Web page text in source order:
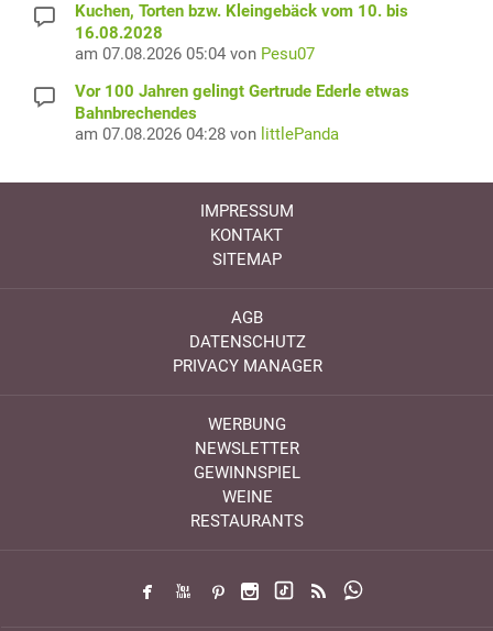
Kuchen, Torten bzw. Kleingebäck vom 10. bis
16.08.2028
am 07.08.2026 05:04 von Pesu07
Vor 100 Jahren gelingt Gertrude Ederle etwas
Bahnbrechendes
am 07.08.2026 04:28 von littlePanda
IMPRESSUM
KONTAKT
SITEMAP
AGB
DATENSCHUTZ
PRIVACY MANAGER
WERBUNG
NEWSLETTER
GEWINNSPIEL
WEINE
RESTAURANTS